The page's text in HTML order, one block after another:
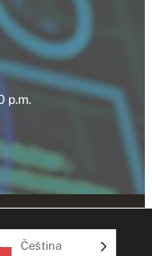
p.m.
Čeština